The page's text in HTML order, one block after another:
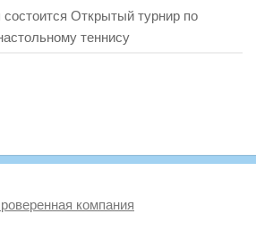
Открытый турнир по
теннису